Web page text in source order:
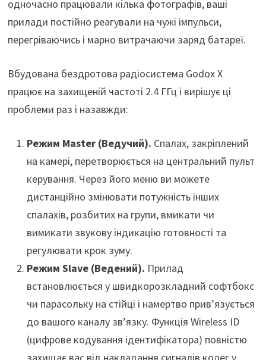
одночасно працювали кілька фотографів, ваші
прилади постійно реагували на чужі імпульси,
перегріваючись і марно витрачаючи заряд батареї.
Вбудована бездротова радіосистема Godox X
працює на захищеній частоті 2.4 ГГц і вирішує ці
проблеми раз і назавжди:
Режим Master (Ведучий). Спалах, закріплений
на камері, перетворюється на центральний пульт
керування. Через його меню ви можете
дистанційно змінювати потужність інших
спалахів, розбитих на групи, вмикати чи
вимикати звукову індикацію готовності та
регулювати крок зуму.
Режим Slave (Ведений). Прилад
встановлюється у швидкорозкладний софтбокс
чи парасольку на стійці і намертво прив’язується
до вашого каналу зв’язку. Функція Wireless ID
(цифрове кодування ідентифікатора) повністю